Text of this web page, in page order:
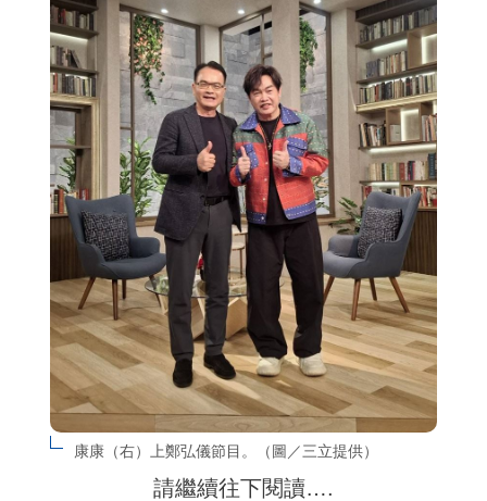
康康（右）上鄭弘儀節目。（圖／三立提供）
請繼續往下閱讀….